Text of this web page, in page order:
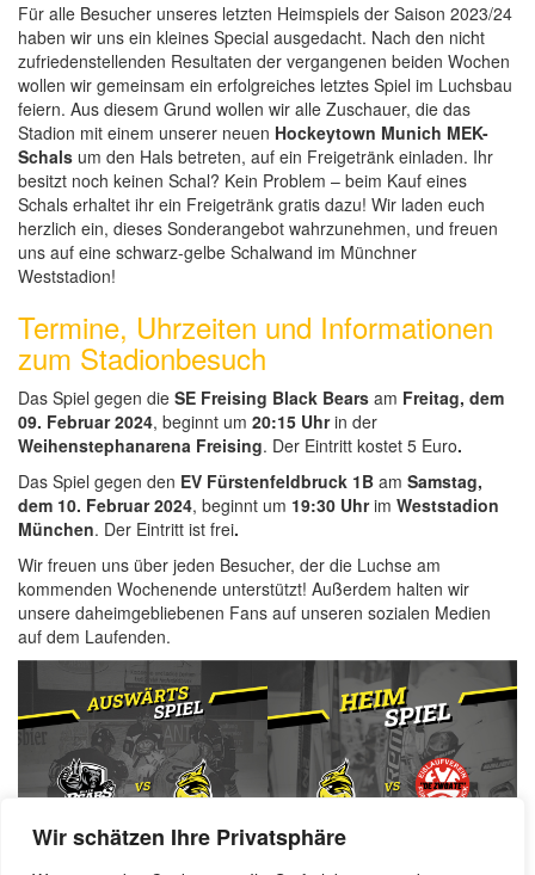
Wir schätzen Ihre Privatsphäre
Für alle Besucher unseres letzten Heimspiels der Saison 2023/24
haben wir uns ein kleines Special ausgedacht. Nach den nicht
zufriedenstellenden Resultaten der vergangenen beiden Wochen
wollen wir gemeinsam ein erfolgreiches letztes Spiel im Luchsbau
feiern. Aus diesem Grund wollen wir alle Zuschauer, die das
Stadion mit einem unserer neuen Hockeytown Munich MEK-
Schals um den Hals betreten, auf ein Freigetränk einladen. Ihr
besitzt noch keinen Schal? Kein Problem – beim Kauf eines
Schals erhaltet ihr ein Freigetränk gratis dazu! Wir laden euch
herzlich ein, dieses Sonderangebot wahrzunehmen, und freuen
uns auf eine schwarz-gelbe Schalwand im Münchner
Weststadion!
Termine, Uhrzeiten und Informationen
zum Stadionbesuch
Das Spiel gegen die SE Freising Black Bears am Freitag, dem
09. Februar 2024, beginnt um 20:15 Uhrin der
Weihenstephanarena Freising. Der Eintritt kostet 5 Euro.
Das Spiel gegen den EV Fürstenfeldbruck 1B am Samstag,
dem 10. Februar 2024, beginnt um 19:30 Uhrim Weststadion
München. Der Eintritt ist frei.
Wir freuen uns über jeden Besucher, der die Luchse am
kommenden Wochenende unterstützt! Außerdem halten wir
unsere daheimgebliebenen Fans auf unseren sozialen Medien
auf dem Laufenden.